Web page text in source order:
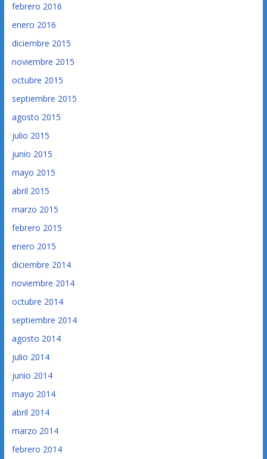
febrero 2016
enero 2016
diciembre 2015
noviembre 2015
octubre 2015
septiembre 2015
agosto 2015
julio 2015
junio 2015
mayo 2015
abril 2015
marzo 2015
febrero 2015
enero 2015
diciembre 2014
noviembre 2014
octubre 2014
septiembre 2014
agosto 2014
julio 2014
junio 2014
mayo 2014
abril 2014
marzo 2014
febrero 2014